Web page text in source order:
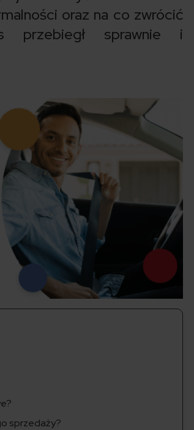
oraz na co zwrócić
przebiegł sprawnie i
sprzedaży?